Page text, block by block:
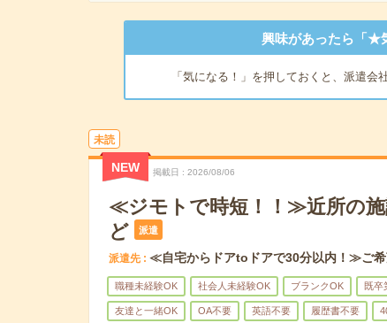
興味があったら「★
「気になる！」を押しておくと、派遣会
未読
NEW 掲載日 2026/08/06
≪ジモトで時短！！≫近所の
ど
派遣
派遣先 ≪自宅からドアtoドアで30分以内！≫ご希
職種未経験OK 社会人未経験OK ブランクOK 既卒
友達と一緒OK OA不要 英語不要 履歴書不要